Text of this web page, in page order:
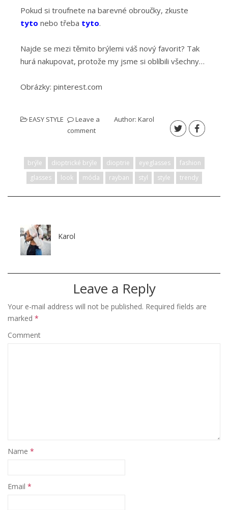
Pokud si troufnete na barevné obroučky, zkuste
tyto nebo třeba tyto.
Najde se mezi těmito brýlemi váš nový favorit? Tak
hurá nakupovat, protože my jsme si oblíbili všechny…
Obrázky: pinterest.com
EASY STYLE
Leave a
comment
Author: Karol
brýle dioptrické brýle dioptrie eyeglasses
fashion
glasses
look móda rayban styl style trendy
Karol
Leave a Reply
Your e-mail address will not be published. Required fields are
marked *
Comment
Name *
Email *